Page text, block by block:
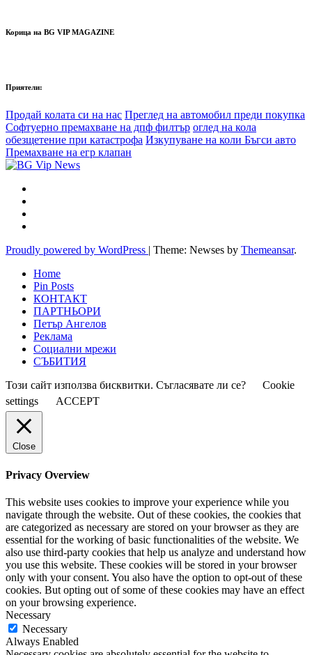
Корица на BG VIP MAGAZINE
Приятели:
Продай колата си на нас Преглед на автомобил преди покупка
Софтуерно премахване на дпф филтър оглед на кола
обезщетение при катастрофа Изкупуване на коли Бъгси авто
Премахване на егр клапан
Proudly powered by WordPress Theme: Newses by Themeansar.
Home
Pin Posts
КОНТАКТ
ПАРТНЬОРИ
Петър Ангелов
Реклама
Социални мрежи
СЪБИТИЯ
Този сайт използва бисквитки. Съгласявате ли се?
Cookie
settings
ACCEPT
Close
Privacy Overview
This website uses cookies to improve your experience while you
navigate through the website. Out of these cookies, the cookies that
are categorized as necessary are stored on your browser as they are
essential for the working of basic functionalities of the website. We
also use third-party cookies that help us analyze and understand how
you use this website. These cookies will be stored in your browser
only with your consent. You also have the option to opt-out of these
cookies. But opting out of some of these cookies may have an effect
on your browsing experience.
Necessary
Necessary
Always Enabled